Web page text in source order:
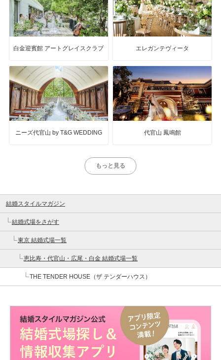
白金迎賓館 アートグレイスクラブ エレガンテヴィータ
ニーズ代官山 by T&G WEDDING 代官山 鳳鳴館
もっと見る
結婚スタイルマガジン
結婚式場をさがす
東京 結婚式場一覧
恵比寿・代官山・広尾・白金 結婚式場一覧
THE TENDER HOUSE（ザ テンダーハウス）